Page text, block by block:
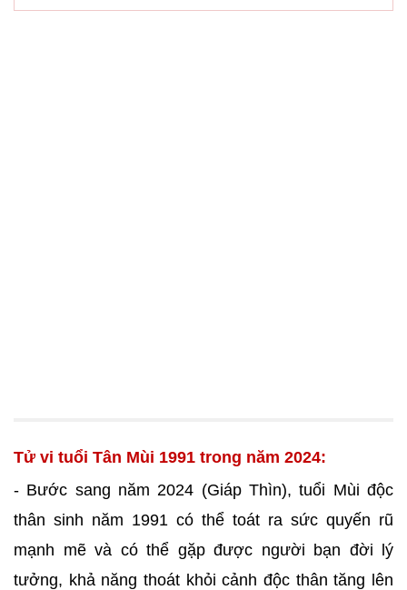
Tử vi tuổi Tân Mùi 1991 trong năm 2024:
- Bước sang năm 2024 (Giáp Thìn), tuổi Mùi độc
thân sinh năm 1991 có thể toát ra sức quyến rũ
mạnh mẽ và có thể gặp được người bạn đời lý
tưởng, khả năng thoát khỏi cảnh độc thân tăng lên